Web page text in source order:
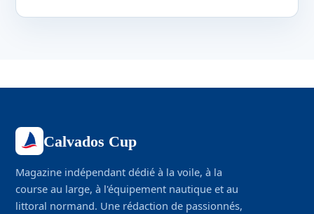
Calvados Cup
Magazine indépendant dédié à la voile, à la
course au large, à l'équipement nautique et au
littoral normand. Une rédaction de passionnés,